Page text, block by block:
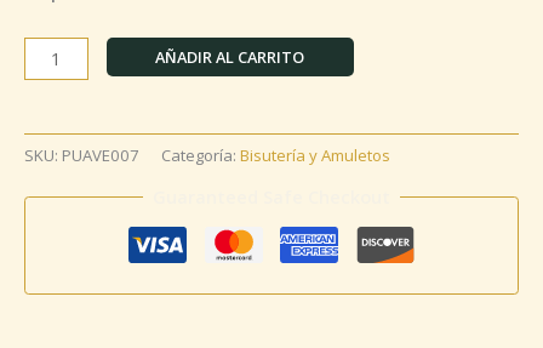
AÑADIR AL CARRITO
SKU: PUAVE007 Categoría: Bisutería y Amuletos